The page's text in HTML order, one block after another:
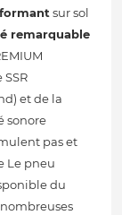
sur sol
remarquable
et de la
sonore
pas et
Le pneu
du